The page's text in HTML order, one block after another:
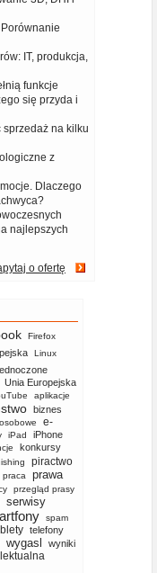
IT, produkcja,
funkcje
się przyda i
sprzedaż na kilku
z
Dlaczego
najlepszych
o ofertę
Firefox
Linux
Unia Europejska
aplikacje
biznes
e-
iPad iPhone
konkursy
piractwo
praca
prawa
przegląd prasy
serwisy
spam
telefony
wygasl
wyniki